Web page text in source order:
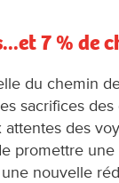
7 % de
du chemin
sacrifices
des
promettre
une nouvelle